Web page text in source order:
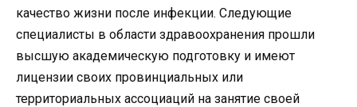
качество жизни после инфекции. Следующие
специалисты в области здравоохранения прошли
высшую академическую подготовку и имеют
лицензии своих провинциальных или
территориальных ассоциаций на занятие своей